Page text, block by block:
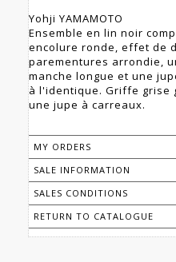
Yohji YAMAMOTO
Ensemble en lin noir
encolure ronde, effet de
parementures arrondie,
manche longue et une
à l'identique. Griffe grise
une jupe à carreaux.
MY ORDERS
SALE INFORMATION
SALES CONDITIONS
RETURN TO CATALOGUE